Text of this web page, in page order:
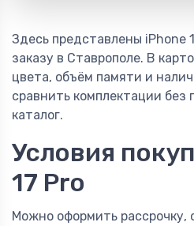
Здесь представлены iPhone
заказу в Ставрополе. В
цвета, объём памяти и
сравнить комплектации без
каталог.
Условия
17 Pro
Можно оформить рассрочку,